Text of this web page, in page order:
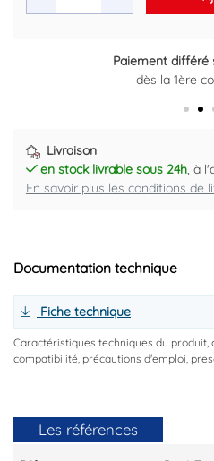
Paiement différé
dès la 1ère
Retour gratuit
Plus
Livraison
en stock livrable sous 24h, à
En savoir plus les conditions de
Documentation technique
Fiche technique
Caractéristiques techniques du produit,
compatibilité, précautions d'emploi,
Les références